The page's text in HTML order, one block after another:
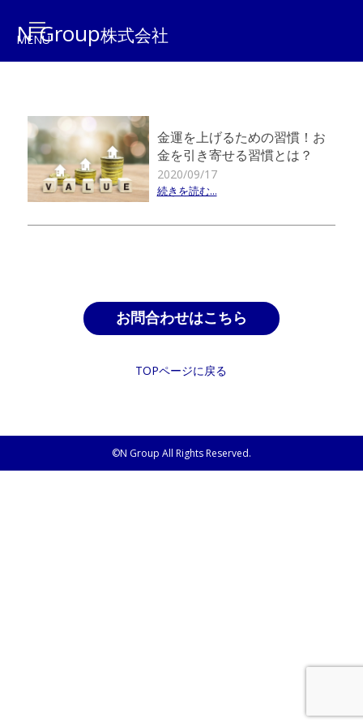
N Group株式会社
金運を上げるための習慣！お
金を引き寄せる習慣とは？
2020/09/17
続きを読む...
お問合わせはこちら
TOPページに戻る
©N Group All Rights Reserved.